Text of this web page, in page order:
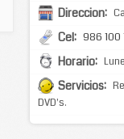
Direccion:
Cel: 986 100
Horario:
Servicios:
DVD's.